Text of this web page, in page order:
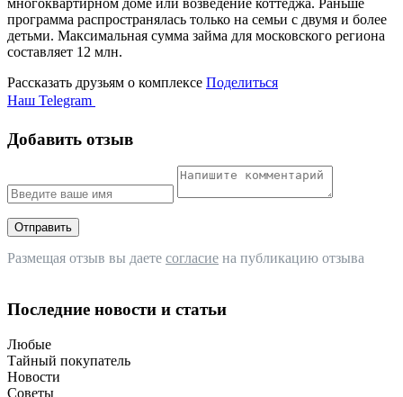
программа распространялась только на семьи с двумя и более
детьми. Максимальная сумма займа для московского региона
составляет 12 млн.
Рассказать друзьям о комплексе Поделиться
Наш Telegram
Добавить отзыв
Отправить
Размещая отзыв вы даете согласие на публикацию отзыва
Последние новости и статьи
Любые
Тайный покупатель
Новости
Советы